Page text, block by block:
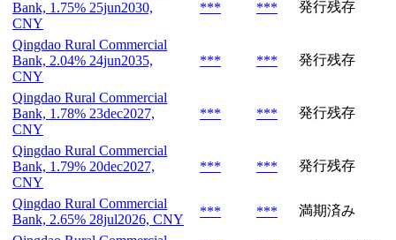
Bank, 1.75% 25jun2030,
CNY
*** *** 発行残存
Qingdao Rural Commercial
Bank, 2.04% 24jun2035,
CNY
*** *** 発行残存
Qingdao Rural Commercial
Bank, 1.78% 23dec2027,
CNY
*** *** 発行残存
Qingdao Rural Commercial
Bank, 1.79% 20dec2027,
CNY
*** *** 発行残存
Qingdao Rural Commercial
Bank, 2.65% 28jul2026, CNY
*** ***
満期済み